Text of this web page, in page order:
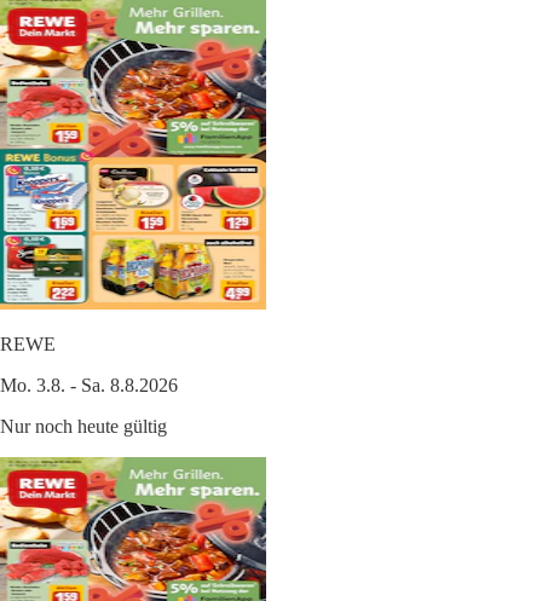
REWE
Mo. 3.8. - Sa. 8.8.2026
Nur noch heute gültig